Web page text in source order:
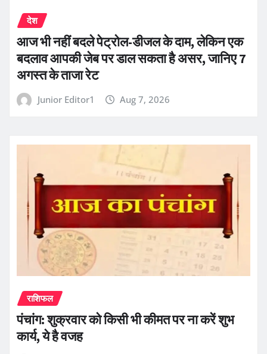
देश
आज भी नहीं बदले पेट्रोल-डीजल के दाम, लेकिन एक
बदलाव आपकी जेब पर डाल सकता है असर, जानिए 7
अगस्त के ताजा रेट
Junior Editor1 Aug 7, 2026
राशिफल
पंचांग: शुक्रवार को किसी भी कीमत पर ना करें शुभ
कार्य, ये है वजह